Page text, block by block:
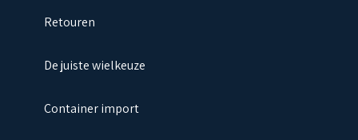
Retouren
De juiste wielkeuze
Container import